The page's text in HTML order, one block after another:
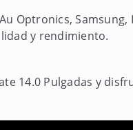
Optronics, Samsung,
y rendimiento.
14.0 Pulgadas y